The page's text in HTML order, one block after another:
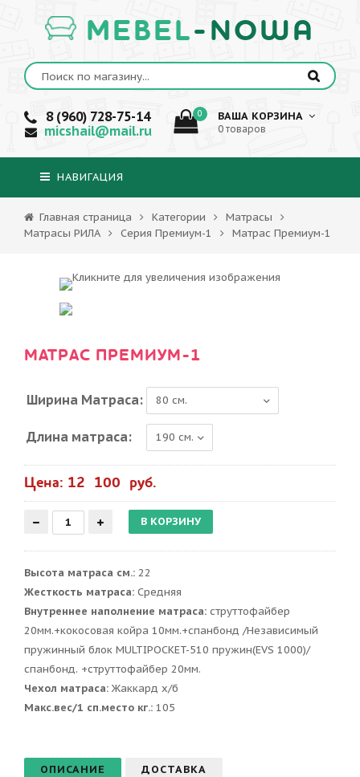
MEBEL-NOWA
8 (960) 728-75-14
micshail@mail.ru
0 ВАША КОРЗИНА
0 товаров
НАВИГАЦИЯ
Главная страница Категории
Матрасы
Матрасы РИЛА
Серия Премиум-1 Матрас Премиум-1
МАТРАС ПРЕМИУМ-1
Ширина Матраса:
Длина матраса:
Цена: 12 100 руб.
Высота матраса см.: 22
Жесткость матраса: Средняя
Внутреннее наполнение матраса: струттофайбер
20мм.+кокосовая койра 10мм.+спанбонд /Независимый
пружинный блок MULTIPOCKET-510 пружин(EVS 1000)/
спанбонд. +струттофайбер 20мм.
Чехол матраса: Жаккард х/б
Макс.вес/1 сп.место кг.: 105
ОПИСАНИЕ ДОСТАВКА